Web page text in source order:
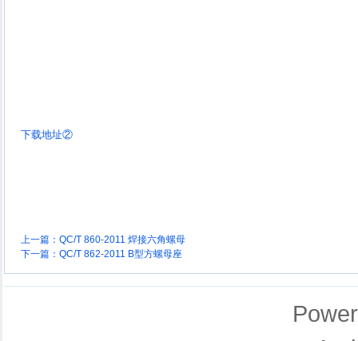
下载地址②
上一篇： QC/T 860-2011 焊接六角螺母
下一篇： QC/T 862-2011 B型方螺母座